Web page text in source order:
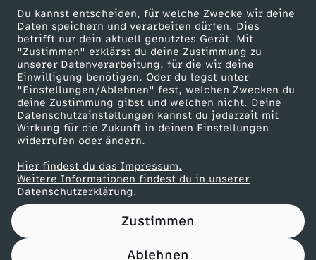
Du kannst entscheiden, für welche Zwecke wir deine
Daten speichern und verarbeiten dürfen. Dies
betrifft nur dein aktuell genutztes Gerät. Mit
"Zustimmen" erklärst du deine Zustimmung zu
unserer Datenverarbeitung, für die wir deine
Einwilligung benötigen. Oder du legst unter
"Einstellungen/Ablehnen" fest, welchen Zwecken du
deine Zustimmung gibst und welchen nicht. Deine
Datenschutzeinstellungen kannst du jederzeit mit
Wirkung für die Zukunft in deinen Einstellungen
widerrufen oder ändern.
Hier findest du das Impressum.
Weitere Informationen findest du in unserer
Datenschutzerklärung.
Zustimmen
Ablehnen
e
i
!
ZDF goes Schule
Werbefernsehen
Mainzelmännchen
Partner